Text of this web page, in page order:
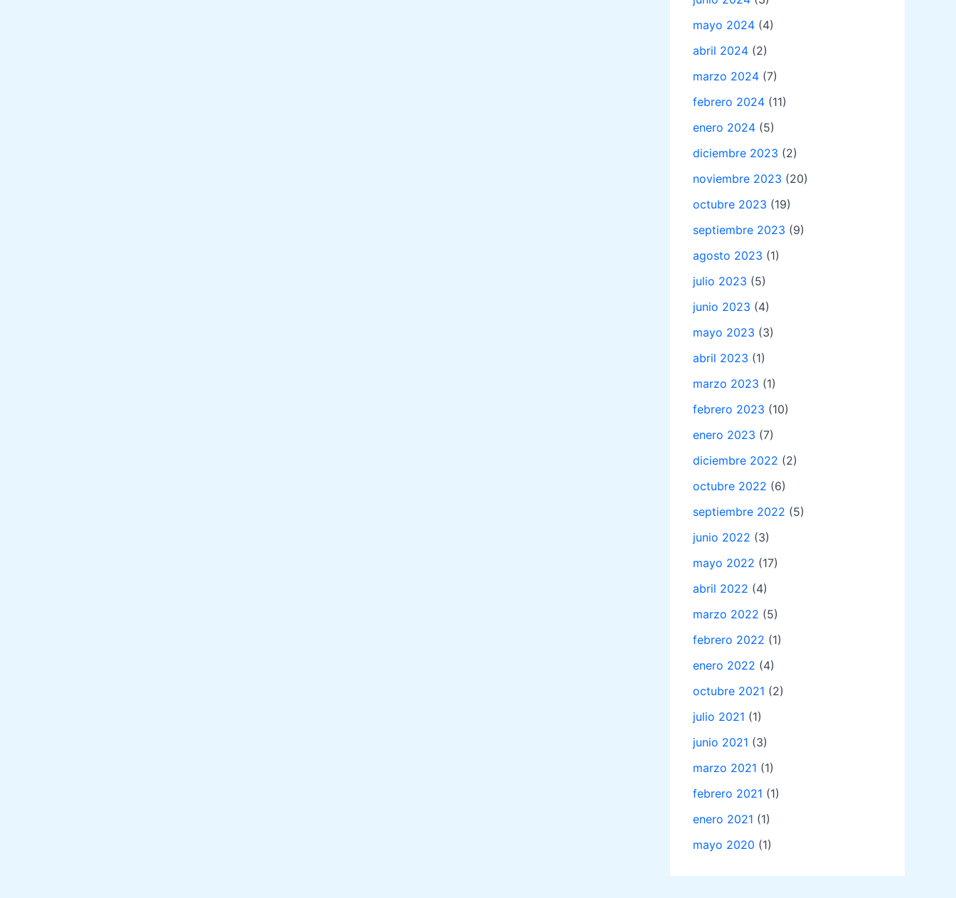
mayo 2024 (4)
abril 2024 (2)
marzo 2024 (7)
febrero 2024 (11)
enero 2024 (5)
diciembre 2023 (2)
noviembre 2023 (20)
octubre 2023 (19)
septiembre 2023 (9)
agosto 2023 (1)
julio 2023 (5)
junio 2023 (4)
mayo 2023 (3)
abril 2023 (1)
marzo 2023 (1)
febrero 2023 (10)
enero 2023 (7)
diciembre 2022 (2)
octubre 2022 (6)
septiembre 2022 (5)
junio 2022 (3)
mayo 2022 (17)
abril 2022 (4)
marzo 2022 (5)
febrero 2022 (1)
enero 2022 (4)
octubre 2021 (2)
julio 2021 (1)
junio 2021 (3)
marzo 2021 (1)
febrero 2021 (1)
enero 2021 (1)
mayo 2020 (1)